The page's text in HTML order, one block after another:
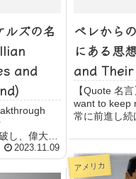
ルズの名
and
し、偉大さ
not about
「...
2023.11.09
ペレから
にある思
and
【Quote 名
want to keep
常に前進し
〜"Success
hard work,
アメリカ